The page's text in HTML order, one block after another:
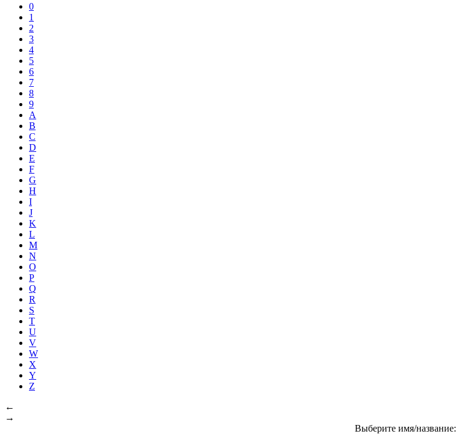
0
1
2
3
4
5
6
7
8
9
A
B
C
D
E
F
G
H
I
J
K
L
M
N
O
P
Q
R
S
T
U
V
W
X
Y
Z
←
→
Выберите имя/название: